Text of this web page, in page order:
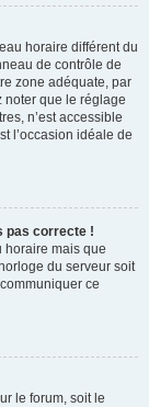
horaire différent du
de contrôle de
zone adéquate, par
noter que le réglage
n’est accessible
l’occasion idéale de
pas correcte !
horaire mais que
du serveur soit
ce
le forum, soit le